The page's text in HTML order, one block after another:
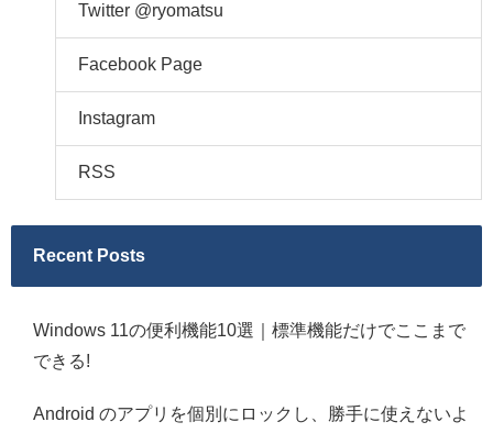
Twitter @ryomatsu
Facebook Page
Instagram
RSS
Recent Posts
Windows 11の便利機能10選｜標準機能だけでここまで
できる!
Android のアプリを個別にロックし、勝手に使えないよ